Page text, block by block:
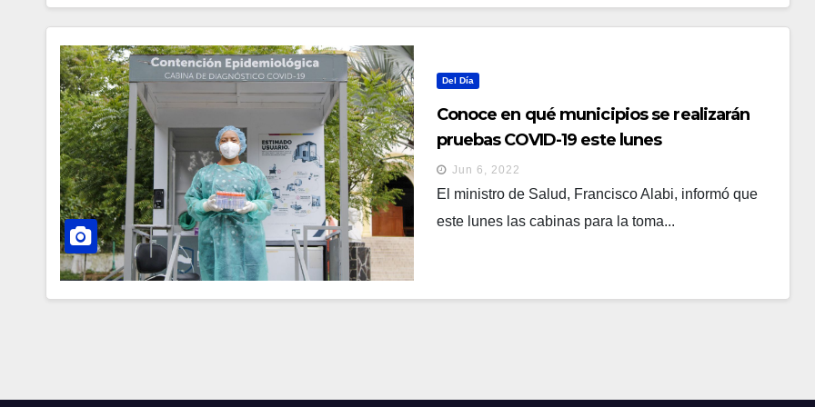
Del Día
Conoce en qué municipios se realizarán
pruebas COVID-19 este lunes
Jun 6, 2022
El ministro de Salud, Francisco Alabi, informó que
este lunes las cabinas para la toma...